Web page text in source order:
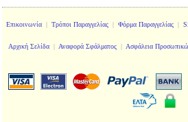
Επικοινωνία| Τρόποι Παραγγελίας| Φόρμα Παραγγελίας|
Αρχική Σελίδα | Αναφορά Σφάλματος | Ασφάλεια